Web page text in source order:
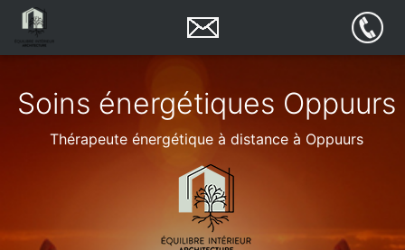
Soins énergétiques Oppuurs
Thérapeute énergétique à distance à Oppuurs